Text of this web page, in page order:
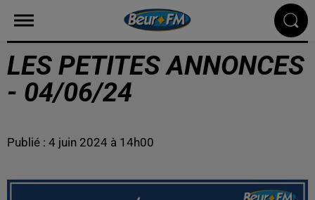
LES PETITES ANNONCES
- 04/06/24
Publié : 4 juin 2024 à 14h00